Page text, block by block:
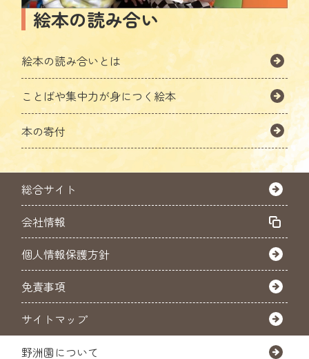
絵本の読み合い
絵本の読み合いとは
ことばや集中力が身につく絵本
本の寄付
総合サイト
会社情報
個人情報保護方針
免責事項
サイトマップ
野洲園について